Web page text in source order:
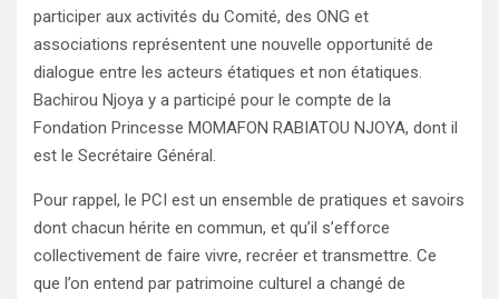
participer aux activités du Comité, des ONG et
associations représentent une nouvelle opportunité de
dialogue entre les acteurs étatiques et non étatiques.
Bachirou Njoya y a participé pour le compte de la
Fondation Princesse MOMAFON RABIATOU NJOYA, dont il
est le Secrétaire Général.
Pour rappel, le PCI est un ensemble de pratiques et savoirs
dont chacun hérite en commun, et qu’il s’efforce
collectivement de faire vivre, recréer et transmettre. Ce
que l’on entend par patrimoine culturel a changé de